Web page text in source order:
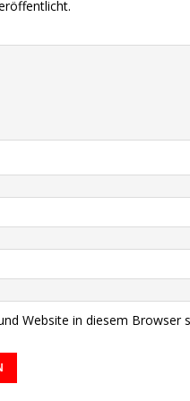
Website in diesem Browser